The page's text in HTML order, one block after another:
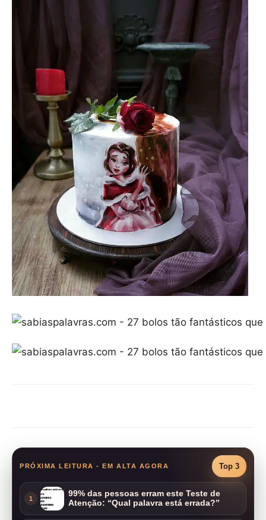
PRÓXIMA LEITURA - EM ALTA AGORA Top 3
1
99% das pessoas erram este Teste de
Atenção: “Qual palavra está errada?”